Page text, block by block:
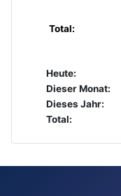
Total:
Heute:
Dieser Monat:
Dieses Jahr:
Total: